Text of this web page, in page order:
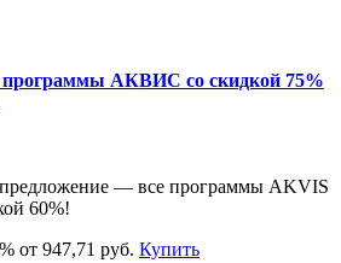
АКВИС со скидкой 75%
— все программы AKVIS
60%!
от 947,71 руб. Купить